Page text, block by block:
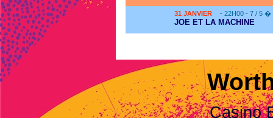
31 JANVIER - 22H00 - 7 / 5 �
JOE ET LA MACHINE
Casino